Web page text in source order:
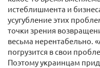
истеблишмента и
усугубление этих
точки зрения
весьма нерентабельно.
погрузится в свои
Поэтому украинцам